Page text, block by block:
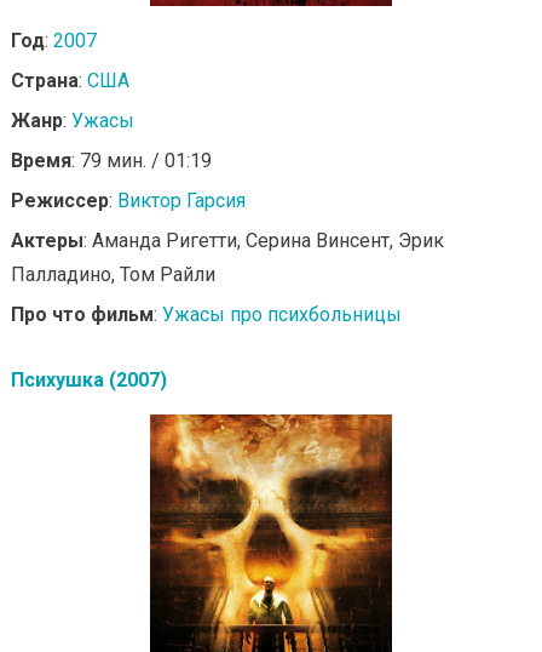
Год: 2007
Страна: США
Жанр: Ужасы
Время: 79 мин. / 01:19
Режиссер: Виктор Гарсия
Актеры: Аманда Ригетти, Серина Винсент, Эрик
Палладино, Том Райли
Про что фильм: Ужасы про психбольницы
Психушка (2007)